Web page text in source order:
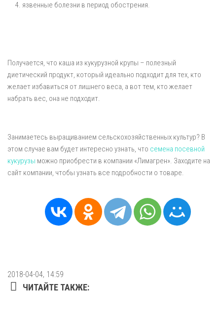
язвенные болезни в период обострения.
Получается, что каша из кукурузной крупы – полезный
диетический продукт, который идеально подходит для тех, кто
желает избавиться от лишнего веса, а вот тем, кто желает
набрать вес, она не подходит.
Занимаетесь выращиванием сельскохозяйственных культур? В
этом случае вам будет интересно узнать, что семена посевной
кукурузы можно приобрести в компании «Лимагрен». Заходите на
сайт компании, чтобы узнать все подробности о товаре.
2018-04-04, 14:59
ЧИТАЙТЕ ТАКЖЕ: